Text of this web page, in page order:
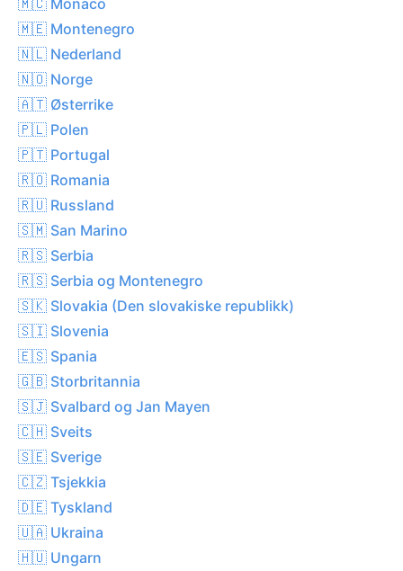
🇲🇪 Montenegro
🇳🇱 Nederland
🇳🇴 Norge
🇦🇹 Østerrike
🇵🇱 Polen
🇵🇹 Portugal
🇷🇴 Romania
🇷🇺 Russland
🇸🇲 San Marino
🇷🇸 Serbia
🇷🇸 Serbia og Montenegro
🇸🇰 Slovakia (Den slovakiske republikk)
🇸🇮 Slovenia
🇪🇸 Spania
🇬🇧 Storbritannia
🇸🇯 Svalbard og Jan Mayen
🇨🇭 Sveits
🇸🇪 Sverige
🇨🇿 Tsjekkia
🇩🇪 Tyskland
🇺🇦 Ukraina
🇭🇺 Ungarn